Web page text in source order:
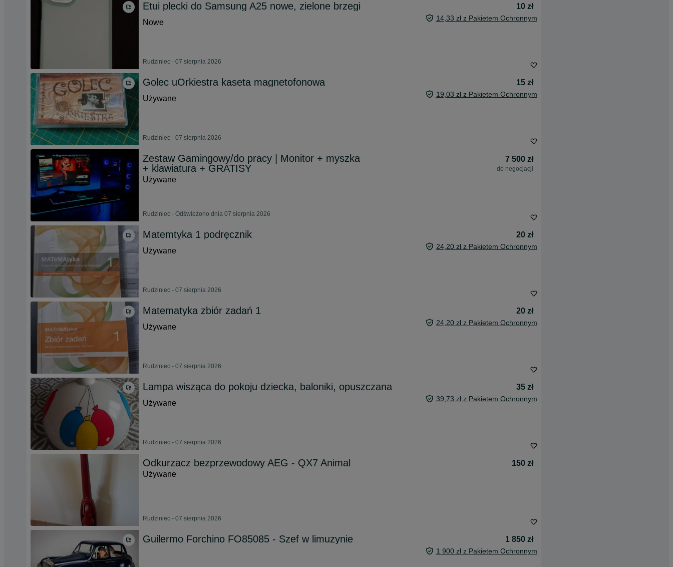
Etui plecki do Samsung A25 nowe, zielone brzegi
10 zł
Nowe
14,33 zł z Pakietem Ochronnym
Rudziniec - 07 sierpnia 2026
Golec uOrkiestra kaseta magnetofonowa
15 zł
Używane
19,03 zł z Pakietem Ochronnym
Rudziniec - 07 sierpnia 2026
Zestaw Gamingowy/do pracy | Monitor + myszka
+ klawiatura + GRATISY
7 500 zł
do negocjacji
Używane
Rudziniec - Odświeżono dnia 07 sierpnia 2026
Matemtyka 1 podręcznik
20 zł
Używane
24,20 zł z Pakietem Ochronnym
Rudziniec - 07 sierpnia 2026
Matematyka zbiór zadań 1
20 zł
Używane
24,20 zł z Pakietem Ochronnym
Rudziniec - 07 sierpnia 2026
Lampa wisząca do pokoju dziecka, baloniki, opuszczana
35 zł
Używane
39,73 zł z Pakietem Ochronnym
Rudziniec - 07 sierpnia 2026
Odkurzacz bezprzewodowy AEG - QX7 Animal
150 zł
Używane
Rudziniec - 07 sierpnia 2026
Guilermo Forchino FO85085 - Szef w limuzynie 1 850 zł
1 900 zł z Pakietem Ochronnym